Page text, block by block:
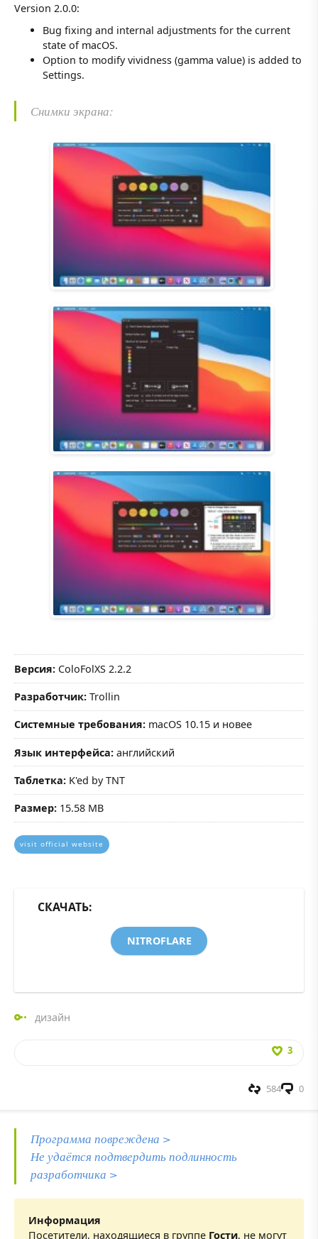
Version 2.0.0:
Bug fixing and internal adjustments for the current
state of macOS.
Option to modify vividness (gamma value) is added to
Settings.
Снимки экрана:
Версия: ColoFolXS 2.2.2
Разработчик: Trollin
Системные требования: macOS 10.15 и новее
Язык интерфейса: английский
Таблетка: K'ed by TNT
Размер: 15.58 MB
visit official website
СКАЧАТЬ:
NITROFLARE
дизайн
3
0
584
Программа повреждена >
Не удаётся подтвердить подлинность
разработчика >
Информация
Посетители, находящиеся в группе Гости, не могут